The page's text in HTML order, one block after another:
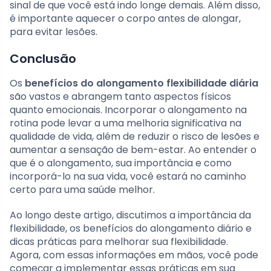
sinal de que você está indo longe demais. Além disso,
é importante aquecer o corpo antes de alongar,
para evitar lesões.
Conclusão
Os benefícios do alongamento flexibilidade diária
são vastos e abrangem tanto aspectos físicos
quanto emocionais. Incorporar o alongamento na
rotina pode levar a uma melhoria significativa na
qualidade de vida, além de reduzir o risco de lesões e
aumentar a sensação de bem-estar. Ao entender o
que é o alongamento, sua importância e como
incorporá-lo na sua vida, você estará no caminho
certo para uma saúde melhor.
Ao longo deste artigo, discutimos a importância da
flexibilidade, os benefícios do alongamento diário e
dicas práticas para melhorar sua flexibilidade.
Agora, com essas informações em mãos, você pode